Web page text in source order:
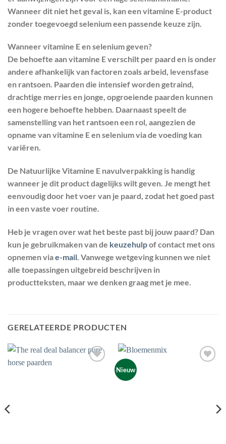
Wanneer dit niet het geval is, kan een vitamine E-product
zonder toegevoegd selenium een passende keuze zijn.
Wanneer vitamine E en selenium geven?
De behoefte aan vitamine E verschilt per paard en is onder
andere afhankelijk van factoren zoals arbeid, levensfase
en rantsoen. Paarden die intensief worden getraind,
drachtige merries en jonge, opgroeiende paarden kunnen
een hogere behoefte hebben. Daarnaast speelt de
samenstelling van het rantsoen een rol, aangezien de
opname van vitamine E en selenium via de voeding kan
variëren.
De Natuurlijke Vitamine E navulverpakking is handig
wanneer je dit product dagelijks wilt geven. Je mengt het
eenvoudig door het voer van je paard, zodat het goed past
in een vaste voer routine.
Heb je vragen over wat het beste past bij jouw paard? Dan
kun je gebruikmaken van de keuzehulpof contact met ons
opnemen viae-mail. Vanwege wetgeving kunnen we niet
alle toepassingen uitgebreid beschrijven in
productteksten, maar we denken graag met je mee.
GERELATEERDE PRODUCTEN
Nieuw